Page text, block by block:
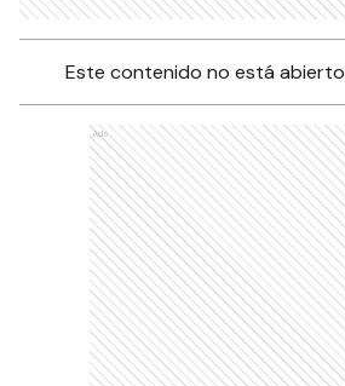
Este contenido no está
Ads